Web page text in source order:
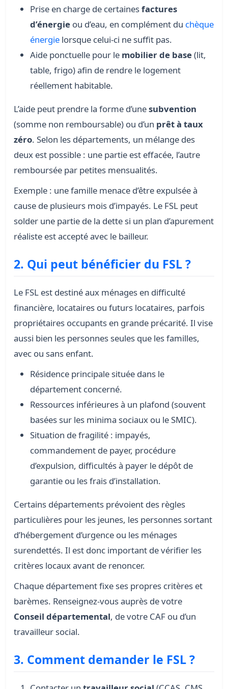
Prise en charge de certainesfactures
d’énergie ou d’eau, en complément du chèque
énergie lorsque celui-ci ne suffit pas.
Aide ponctuelle pour le mobilier de base(lit,
table, frigo) afin de rendre le logement
réellement habitable.
L’aide peut prendre la forme d’unesubvention
(somme non remboursable) ou d’un prêt à taux
zéro. Selon les départements, un mélange des
deux est possible : une partie est effacée, l’autre
remboursée par petites mensualités.
Exemple : une famille menace d’être expulsée à
cause de plusieurs mois d’impayés. Le FSL peut
solder une partie de la dette si un plan d’apurement
réaliste est accepté avec le bailleur.
2. Qui peut bénéficier du FSL ?
Le FSL est destiné aux ménages en difficulté
financière, locataires ou futurs locataires, parfois
propriétaires occupants en grande précarité. Il vise
aussi bien les personnes seules que les familles,
avec ou sans enfant.
Résidence principale située dans le
département concerné.
Ressources inférieures à un plafond (souvent
basées sur les minima sociaux ou le SMIC).
Situation de fragilité : impayés,
commandement de payer, procédure
d’expulsion, difficultés à payer le dépôt de
garantie ou les frais d’installation.
Certains départements prévoient des règles
particulières pour les jeunes, les personnes sortant
d’hébergement d’urgence ou les ménages
surendettés. Il est donc important de vérifier les
critères locaux avant de renoncer.
Chaque département fixe ses propres critères et
barèmes. Renseignez-vous auprès de votre
Conseil départemental, de votre CAF ou d’un
travailleur social.
3. Comment demander le FSL ?